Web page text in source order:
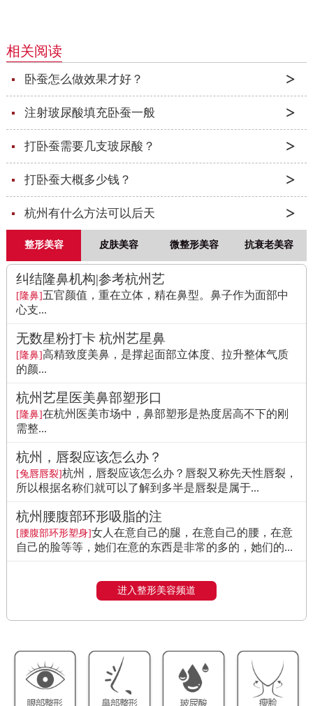
相关阅读
卧蚕怎么做效果才好？
注射玻尿酸填充卧蚕一般
打卧蚕需要几支玻尿酸？
打卧蚕大概多少钱？
杭州有什么方法可以后天
整形美容 皮肤美容 微整形美容 抗衰老美容
纠结隆鼻机构|参考杭州艺
[隆鼻]五官颜值，重在立体，精在鼻型。鼻子作为面部中
心支...
无数星粉打卡 杭州艺星鼻
[隆鼻]高精致度美鼻，是撑起面部立体度、拉升整体气质
的颜...
杭州艺星医美鼻部塑形口
[隆鼻]在杭州医美市场中，鼻部塑形是热度居高不下的刚
需整...
杭州，唇裂应该怎么办？
[兔唇唇裂]杭州，唇裂应该怎么办？唇裂又称先天性唇裂，
所以根据名称们就可以了解到多半是唇裂是属于...
杭州腰腹部环形吸脂的注
[腰腹部环形塑身]女人在意自己的腿，在意自己的腰，在意
自己的脸等等，她们在意的东西是非常的多的，她们的...
进入整形美容频道